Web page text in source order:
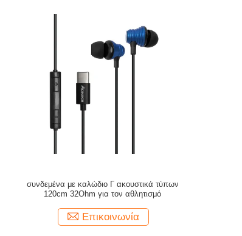
συνδεμένα με καλώδιο Γ ακουστικά τύπων
120cm 32Ohm για τον αθλητισμό
Επικοινωνία